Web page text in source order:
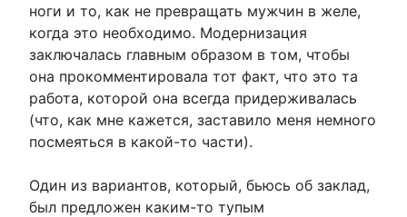
ноги и то, как не превращать мужчин в желе,
когда это необходимо. Модернизация
заключалась главным образом в том, чтобы
она прокомментировала тот факт, что это та
работа, которой она всегда придерживалась
(что, как мне кажется, заставило меня немного
посмеяться в какой-то части).
Один из вариантов, который, бьюсь об заклад,
был предложен каким-то тупым